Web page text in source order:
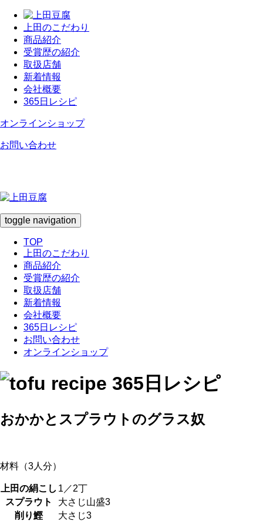
上田のこだわり
商品紹介
受賞歴の紹介
取扱店舗
新着情報
会社概要
365日レシピ
オンラインショップ
お問い合わせ
toggle navigation
TOP
上田のこだわり
商品紹介
受賞歴の紹介
取扱店舗
新着情報
会社概要
365日レシピ
お問い合わせ
オンラインショップ
おかかとスプラウトのグラス奴
材料（3人分）
上田の絹こし 1／2丁
スプラウト
大さじ山盛3
削り鰹
大さじ3